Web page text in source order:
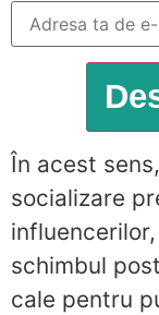
În acest
socializare
schimbul
cale pentru